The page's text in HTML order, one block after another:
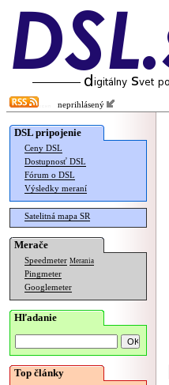
neprihlásený
DSL pripojenie
Ceny DSL
Dostupnosť DSL
Fórum o DSL
Výsledky meraní
Satelitná mapa SR
Merače
Speedmeter Merania
Pingmeter
Googlemeter
Hľadanie
Top články